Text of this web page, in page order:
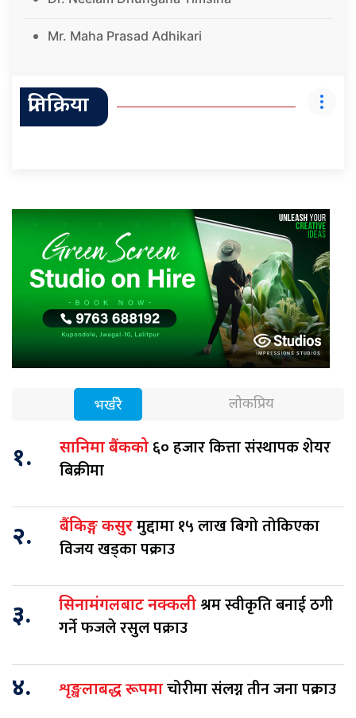
Mr. Maha Prasad Adhikari
प्रतिक्रिया
भर्खरै लोकप्रिय
१. सानिमा बैंकको ६० हजार कित्ता संस्थापक शेयर
बिक्रीमा
२. बैंकिङ्ग कसुरमुद्दामा १५ लाख बिगो तोकिएका
विजय खड्का पक्राउ
३. सिनामंगलबाट नक्कलीश्रम स्वीकृति बनाई ठगी
गर्ने फजले रसुल पक्राउ
४. शृङ्खलाबद्ध रूपमाचोरीमा संलग्न तीन जना पक्राउ